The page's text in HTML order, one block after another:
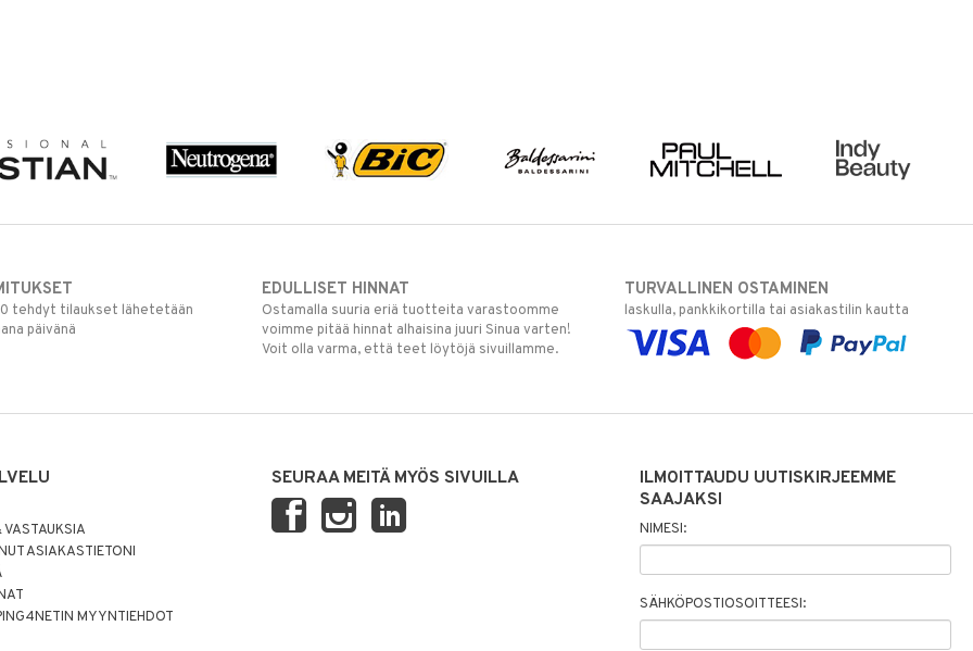
tehdyt tilaukset lähetetään
päivänä
EDULLISET HINNAT
Ostamalla suuria eriä tuotteita varastoomme
voimme pitää hinnat alhaisina juuri Sinua varten!
Voit olla varma, että teet löytöjä sivuillamme.
TURVALLINEN OSTAMINEN
laskulla, pankkikortilla tai asiakastilin kautta
ASIAKASTIETONI
MYYNTIEHDOT
SEURAA MEITÄ MYÖS SIVUILLA
ILMOITTAUDU UUTISKIRJEEMME
SAAJAKSI
NIMESI:
SÄHKÖPOSTIOSOITTEESI: